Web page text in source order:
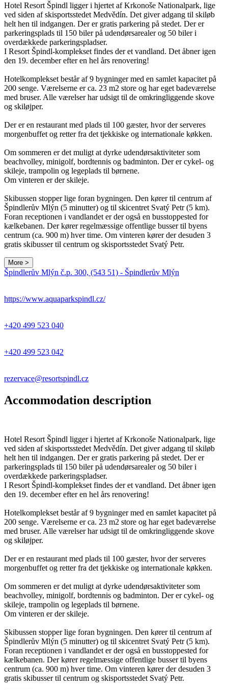
Hotel Resort Špindl ligger i hjertet af Krkonoše Nationalpark, lige
ved siden af skisportsstedet Medvědín. Det giver adgang til skiløb
helt hen til indgangen. Der er gratis parkering på stedet. Der er
parkeringsplads til 150 biler på udendørsarealer og 50 biler i
overdækkede parkeringspladser.
I Resort Špindl-komplekset findes der et vandland. Det åbner igen
den 19. december efter en hel års renovering!
Hotelkomplekset består af 9 bygninger med en samlet kapacitet på
200 senge. Værelserne er ca. 23 m2 store og har eget badeværelse
med bruser. Alle værelser har udsigt til de omkringliggende skove
og skiløjper.
Der er en restaurant med plads til 100 gæster, hvor der serveres
morgenbuffet og retter fra det tjekkiske og internationale køkken.
Om sommeren er det muligt at dyrke udendørsaktiviteter som
beachvolley, minigolf, bordtennis og badminton. Der er cykel- og
skileje, trampolin og legeplads til børnene.
Om vinteren er der skileje.
Skibussen stopper lige foran bygningen. Den kører til centrum af
Špindlerův Mlýn (5 minutter) og til skicentret Svatý Petr (5 km).
Foran receptionen i vandlandet er der også en busstoppested for
kælkebanen. Der kører regelmæssige offentlige busser til byens
centrum (ca. 900 m) hver time. Om vinteren kører der desuden 3
gratis skibusser til centrum og skisportsstedet Svatý Petr.
More >
−
Špindlerův Mlýn č.p. 300, (543 51) - Špindlerův Mlýn
https://www.aquaparkspindl.cz/
+420 499 523 040
+420 499 523 042
rezervace@resortspindl.cz
Accommodation description
Hotel Resort Špindl ligger i hjertet af Krkonoše Nationalpark, lige
ved siden af skisportsstedet Medvědín. Det giver adgang til skiløb
helt hen til indgangen. Der er gratis parkering på stedet. Der er
parkeringsplads til 150 biler på udendørsarealer og 50 biler i
overdækkede parkeringspladser.
I Resort Špindl-komplekset findes der et vandland. Det åbner igen
den 19. december efter en hel års renovering!
Hotelkomplekset består af 9 bygninger med en samlet kapacitet på
200 senge. Værelserne er ca. 23 m2 store og har eget badeværelse
med bruser. Alle værelser har udsigt til de omkringliggende skove
og skiløjper.
Der er en restaurant med plads til 100 gæster, hvor der serveres
morgenbuffet og retter fra det tjekkiske og internationale køkken.
Om sommeren er det muligt at dyrke udendørsaktiviteter som
beachvolley, minigolf, bordtennis og badminton. Der er cykel- og
skileje, trampolin og legeplads til børnene.
Om vinteren er der skileje.
Skibussen stopper lige foran bygningen. Den kører til centrum af
Špindlerův Mlýn (5 minutter) og til skicentret Svatý Petr (5 km).
Foran receptionen i vandlandet er der også en busstoppested for
kælkebanen. Der kører regelmæssige offentlige busser til byens
centrum (ca. 900 m) hver time. Om vinteren kører der desuden 3
gratis skibusser til centrum og skisportsstedet Svatý Petr.